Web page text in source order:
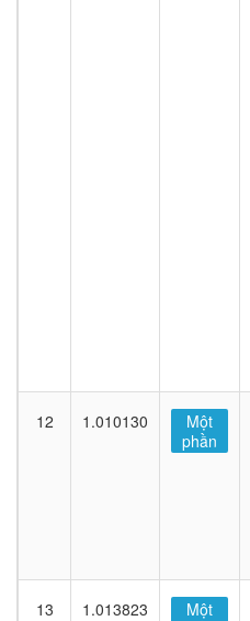
12 1.010130
Một
phần
13 1.013823
Một